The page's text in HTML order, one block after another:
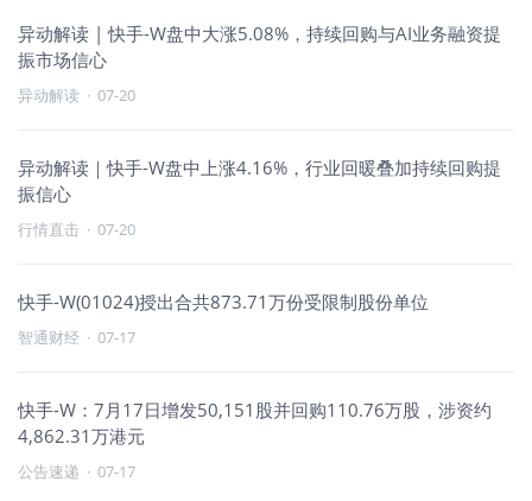
异动解读 | 快手-W盘中大涨5.08%，持续回购与AI业务融资提
振市场信心
异动解读 · 07-20
异动解读｜快手-W盘中上涨4.16%，行业回暖叠加持续回购提
振信心
行情直击 · 07-20
快手-W(01024)授出合共873.71万份受限制股份单位
智通财经 · 07-17
快手-W：7月17日增发50,151股并回购110.76万股，涉资约
4,862.31万港元
公告速递 · 07-17